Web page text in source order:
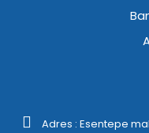
Adres : Esentepe